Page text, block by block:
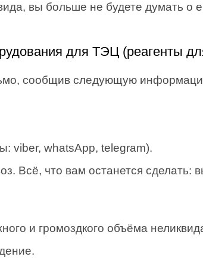
вы больше не будете думать
для ТЭЦ (реагенты
сообщив следующую
viber, whatsApp, telegram).
Всё, что вам останется сделать:
и громоздкого объёма